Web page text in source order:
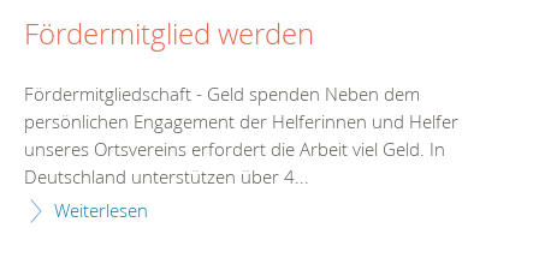
Fördermitglied werden
Fördermitgliedschaft - Geld spenden Neben dem
persönlichen Engagement der Helferinnen und Helfer
unseres Ortsvereins erfordert die Arbeit viel Geld. In
Deutschland unterstützen über 4...
Weiterlesen